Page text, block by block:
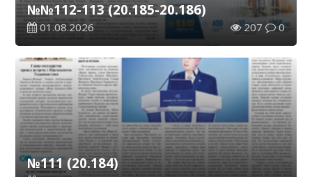
№№112-113 (20.185-20.186)
01.08.2026 207 0
№111 (20.184)